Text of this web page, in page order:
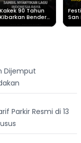
Kakek 90 Tahun
Kibarkan Bendera
San
Dijemput
Parkir Resmi di 13